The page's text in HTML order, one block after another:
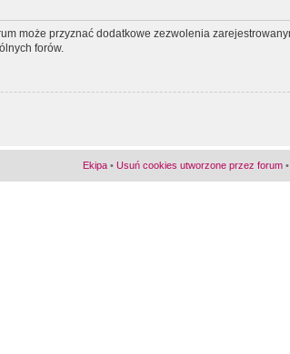
może przyznać dodatkowe zezwolenia
forów.
Ekipa • Usuń cookies utworzone przez forum